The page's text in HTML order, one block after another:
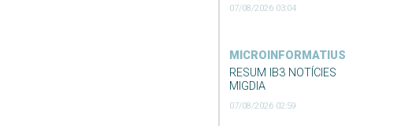
07/08/2026 03:04
MICROINFORMATIUS
RESUM IB3 NOTÍCIES
MIGDIA
07/08/2026 02:59